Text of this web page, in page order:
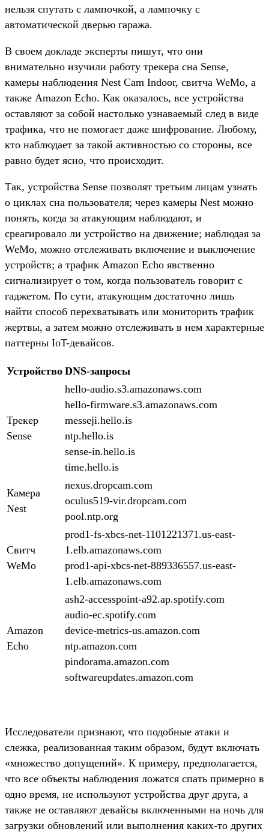
нельзя спутать с лампочкой, а лампочку с
автоматической дверью гаража.
В своем докладе эксперты пишут, что они
внимательно изучили работу трекера сна Sense,
камеры наблюдения Nest Cam Indoor, свитча WeMo, а
также Amazon Echo. Как оказалось, все устройства
оставляют за собой настолько узнаваемый след в виде
трафика, что не помогает даже шифрование. Любому,
кто наблюдает за такой активностью со стороны, все
равно будет ясно, что происходит.
Так, устройства Sense позволят третьим лицам узнать
о циклах сна пользователя; через камеры Nest можно
понять, когда за атакующим наблюдают, и
среагировало ли устройство на движение; наблюдая за
WeMo, можно отслеживать включение и выключение
устройств; а трафик Amazon Echo явственно
сигнализирует о том, когда пользователь говорит с
гаджетом. По сути, атакующим достаточно лишь
найти способ перехватывать или мониторить трафик
жертвы, а затем можно отслеживать в нем характерные
паттерны IoT-девайсов.
Устройство DNS-запросы
Трекер
Sense
hello-audio.s3.amazonaws.com
hello-firmware.s3.amazonaws.com
messeji.hello.is
ntp.hello.is
sense-in.hello.is
time.hello.is
Камера
Nest
nexus.dropcam.com
oculus519-vir.dropcam.com
pool.ntp.org
Свитч
WeMo
prod1-fs-xbcs-net-1101221371.us-east-
1.elb.amazonaws.com
prod1-api-xbcs-net-889336557.us-east-
1.elb.amazonaws.com
Amazon
Echo
ash2-accesspoint-a92.ap.spotify.com
audio-ec.spotify.com
device-metrics-us.amazon.com
ntp.amazon.com
pindorama.amazon.com
softwareupdates.amazon.com
Исследователи признают, что подобные атаки и
слежка, реализованная таким образом, будут включать
«множество допущений». К примеру, предполагается,
что все объекты наблюдения ложатся спать примерно в
одно время, не используют устройства друг друга, а
также не оставляют девайсы включенными на ночь для
загрузки обновлений или выполнения каких-то других